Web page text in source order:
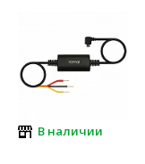
В наличии